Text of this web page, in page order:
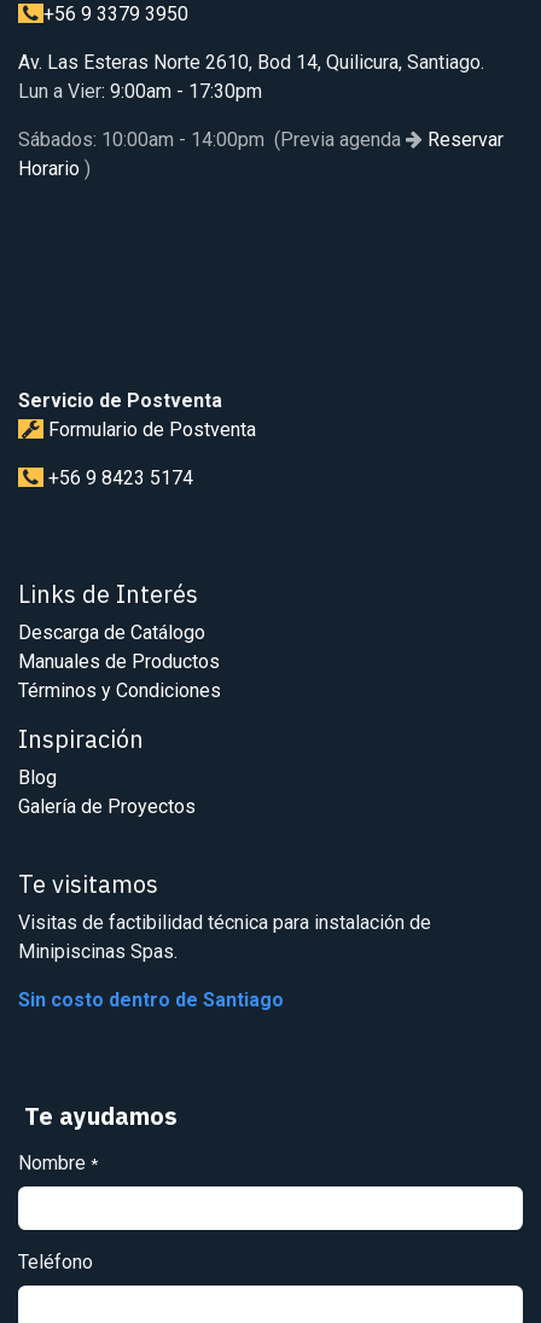
+56 9 3379 3950
Av. Las Esteras Norte 2610, Bod 14, Quilicura, Santiago.
Lun a Vier: 9:00am - 17:30pm
Sábados: 10:00am - 14:00pm (Previa agenda
Reservar
Horario )
Servicio de Postventa
Formulario de Postventa
+56 9 8423 5174
Links de Interés
Descarga de Catálogo
Manuales de Productos
Términos y Condiciones
Inspiración
Blog
Galería de Proyectos
Te visitamos
Visitas de factibilidad técnica para instalación de
Minipiscinas Spas.
Sin costo dentro de Santiago
Te ayudamos
Nombre *
Teléfono